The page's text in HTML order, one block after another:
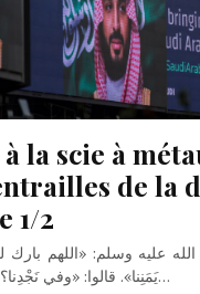
la scie à
de la
1/2
عليه وسلم: «اللهم بارك
يَمَنِنا». قالوا: «وفي نَجْدِنا؟». قال: «اللهم بارك…